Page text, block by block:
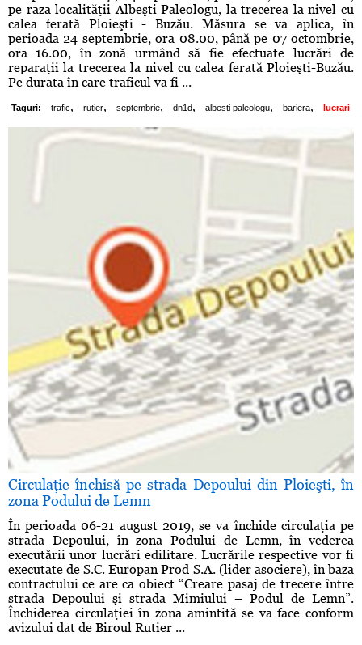
pe raza localităţii Albeşti Paleologu, la trecerea la nivel cu
calea ferată Ploieşti - Buzău. Măsura se va aplica, în
perioada 24 septembrie, ora 08.00, până pe 07 octombrie,
ora 16.00, în zonă urmând să fie efectuate lucrări de
reparaţii la trecerea la nivel cu calea ferată Ploieşti-Buzău.
Pe durata în care traficul va fi ...
Taguri: trafic, rutier, septembrie, dn1d, albesti paleologu, bariera, lucrari
Circulaţie închisă pe strada Depoului din Ploieşti, în
zona Podului de Lemn
În perioada 06-21 august 2019, se va închide circulaţia pe
strada Depoului, în zona Podului de Lemn, în vederea
executării unor lucrări edilitare. Lucrările respective vor fi
executate de S.C. Europan Prod S.A. (lider asociere), în baza
contractului ce are ca obiect “Creare pasaj de trecere între
strada Depoului şi strada Mimiului – Podul de Lemn”.
Închiderea circulaţiei în zona amintită se va face conform
avizului dat de Biroul Rutier ...